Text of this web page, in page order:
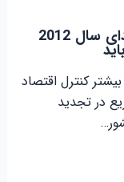
تعرفه های گمرکی 730 قلم کالا از ابتدای سال 2012
کنترل اقتصاد
در تجدید